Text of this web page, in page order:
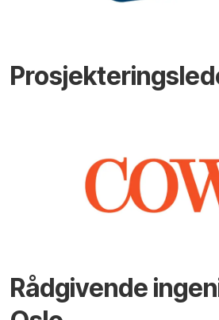
Rådgivende